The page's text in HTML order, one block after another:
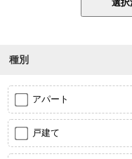
種別
アパート
戸建て